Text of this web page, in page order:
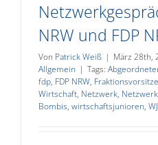
NRW und FDP
Von Patrick Weiß | März 28th,
Allgemein | Tags:
fdp, FDP NRW,
Wirtschaft, Netzwerk,
Bombis, wirtschaftsjunioren,